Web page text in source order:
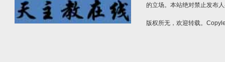
的立场。本站绝对禁止发布
版权所无，欢迎转载。